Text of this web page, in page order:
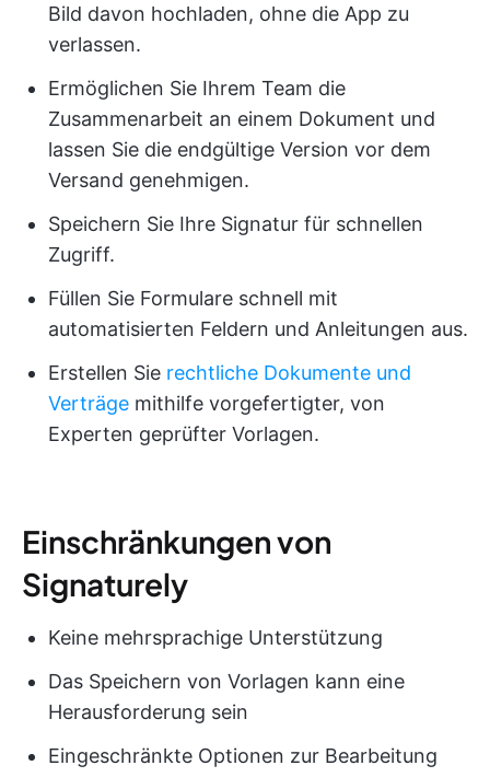
Bild davon hochladen, ohne die App zu
verlassen.
Ermöglichen Sie Ihrem Team die
Zusammenarbeit an einem Dokument und
lassen Sie die endgültige Version vor dem
Versand genehmigen.
Speichern Sie Ihre Signatur für schnellen
Zugriff.
Füllen Sie Formulare schnell mit
automatisierten Feldern und Anleitungen aus.
Erstellen Sie rechtliche Dokumente und
Verträge mithilfe vorgefertigter, von
Experten geprüfter Vorlagen.
Einschränkungen von
Signaturely
Keine mehrsprachige Unterstützung
Das Speichern von Vorlagen kann eine
Herausforderung sein
Eingeschränkte Optionen zur Bearbeitung